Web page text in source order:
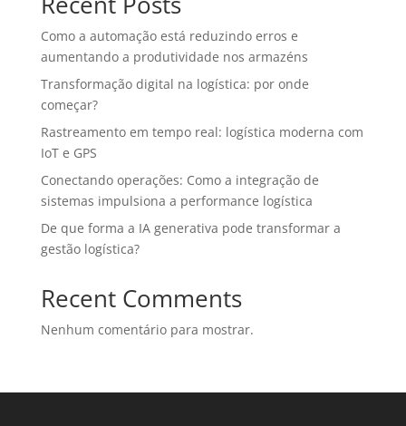
Como a automação está reduzindo erros e
aumentando a produtividade nos armazéns
Transformação digital na logística: por onde
começar?
Rastreamento em tempo real: logística moderna com
IoT e GPS
Conectando operações: Como a integração de
sistemas impulsiona a performance logística
De que forma a IA generativa pode transformar a
gestão logística?
Recent Comments
Nenhum comentário para mostrar.